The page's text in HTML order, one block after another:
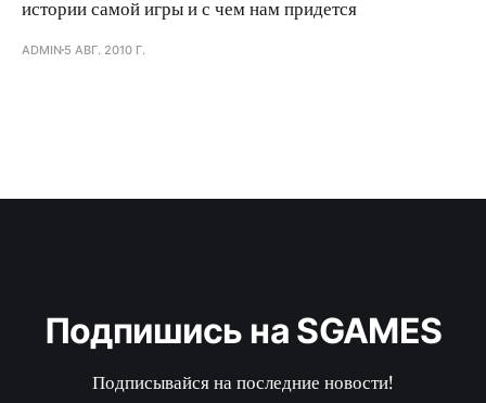
истории самой игры и с чем нам придется
ADMIN 5 АВГ. 2010 Г.
Подпишись на SGAMES
Подписывайся на последние новости!